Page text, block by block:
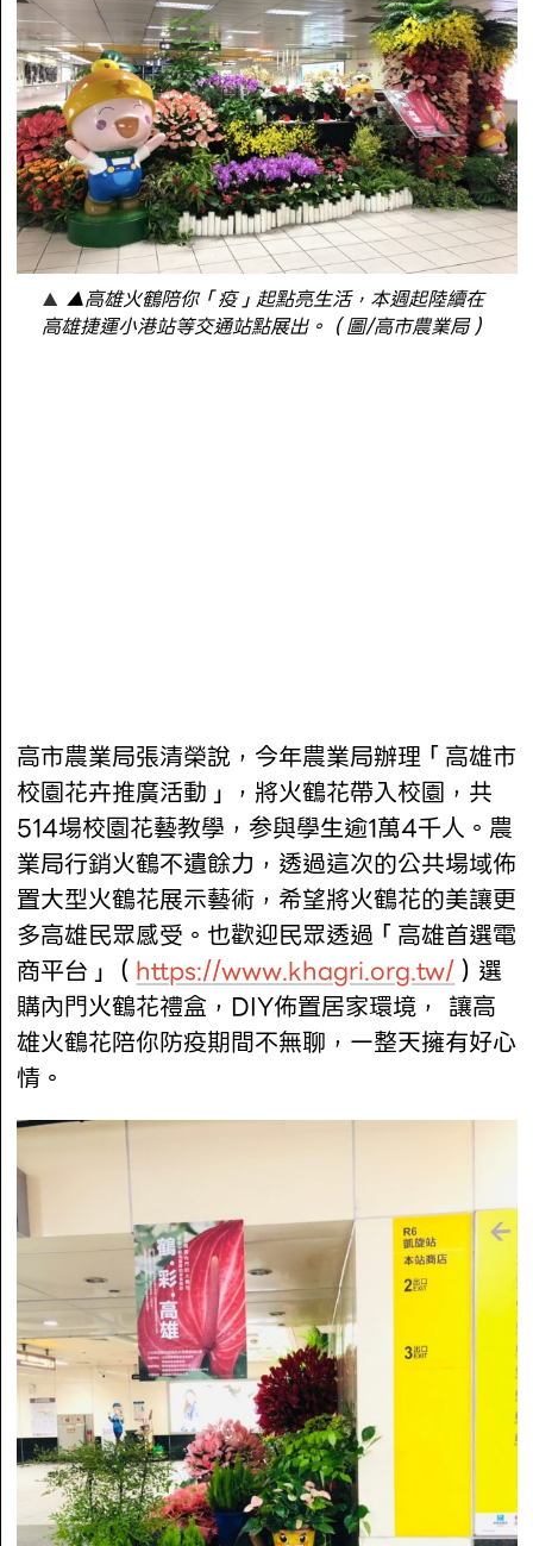
▲高雄火鶴陪你「疫」起點亮生活，本週起陸續在
高雄捷運小港站等交通站點展出。（圖/高市農業局）
高市農業局張清榮說，今年農業局辦理「高雄市
校園花卉推廣活動」，將火鶴花帶入校園，共
514場校園花藝教學，参與學生逾1萬4千人。農
業局行銷火鶴不遺餘力，透過這次的公共場域佈
置大型火鶴花展示藝術，希望將火鶴花的美讓更
多高雄民眾感受。也歡迎民眾透過「高雄首選電
商平台」（ https://www.khagri.org.tw/）選
購內門火鶴花禮盒，DIY佈置居家環境， 讓高
雄火鶴花陪你防疫期間不無聊，一整天擁有好心
情。